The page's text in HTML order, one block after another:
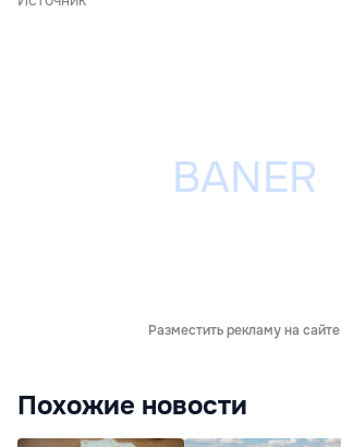
Разместить рекламу на сайте
Похожие новости